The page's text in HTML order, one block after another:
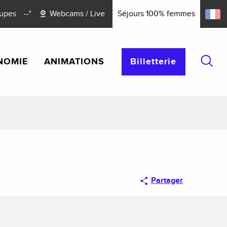
--° Webcams / Live Séjours 100% femmes
ANIMATIONS Billetterie
Partager